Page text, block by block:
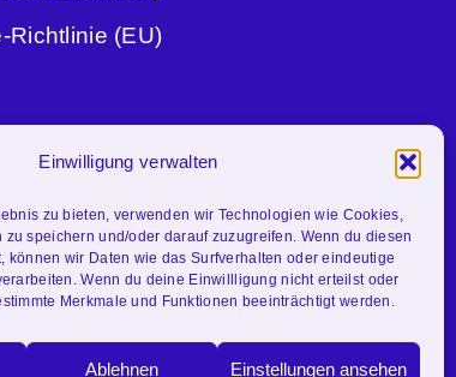
Einwilligung verwalten
zu bieten, verwenden wir Technologien wie Cookies,
zu speichern und/oder darauf zuzugreifen. Wenn du diesen
können wir Daten wie das Surfverhalten oder eindeutige
Wenn du deine Einwillligung nicht erteilst oder
Merkmale und Funktionen beeinträchtigt werden.
Ablehnen Einstellungen ansehen
Richtlinie (EU)